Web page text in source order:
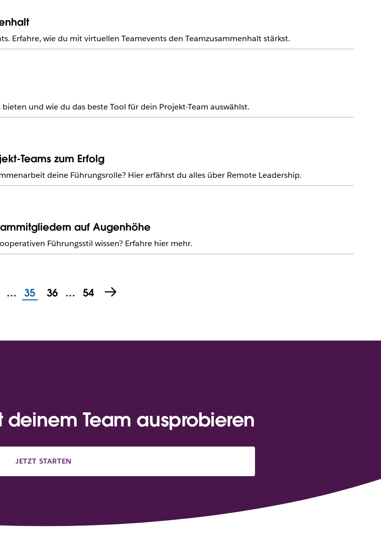
Erfahre, wie du mit virtuellen Teamevents den Teamzusammenhalt stärkst.
und wie du das beste Tool für dein Projekt-Team auswählst.
Teams zum Erfolg
deine Führungsrolle? Hier erfährst du alles über Remote Leadership.
auf Augenhöhe
Führungsstil wissen? Erfahre hier mehr.
… 35 36 … 54
deinem Team ausprobieren
JETZT STARTEN